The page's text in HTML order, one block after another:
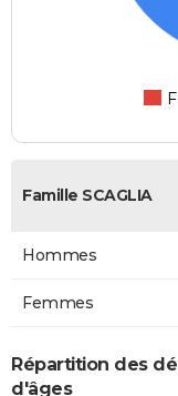
Famille SCAGLIA
Hommes
Femmes
Répartition des
d'âges